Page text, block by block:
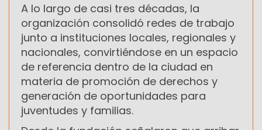
A lo largo de casi tres décadas, la
organización consolidó redes de trabajo
junto a instituciones locales, regionales y
nacionales, convirtiéndose en un espacio
de referencia dentro de la ciudad en
materia de promoción de derechos y
generación de oportunidades para
juventudes y familias.